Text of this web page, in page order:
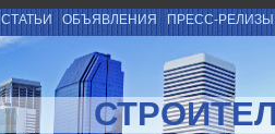
СТАТЬИ ОБЪЯВЛЕНИЯ ПРЕСС-